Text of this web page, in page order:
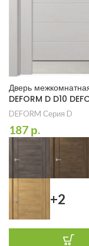
Дверь
DEFORM D D10
DEFORM Серия D
187 р.
+2